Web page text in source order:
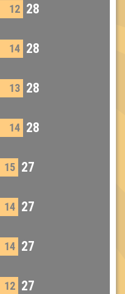
12 28
14 28
13 28
14 28
15 27
14 27
14 27
12 27